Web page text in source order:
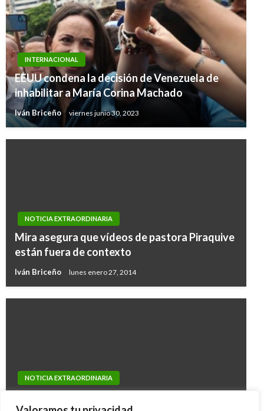
INTERNACIONAL
EEUU condena la decisión de Venezuela de
inhabilitar a María Corina Machado
Iván Briceño viernes junio 30, 2023
NOTICIA EXTRAORDINARIA
Mira asegura que vídeos de pastora Piraquive
están fuera de contexto
Iván Briceño lunes enero 27, 2014
NOTICIA EXTRAORDINARIA
NOTICIA EXTRAORDINARIA
Por dos contratos irregulares enjuiciarán a
Carlos Caicedo y Alejandro Martínez